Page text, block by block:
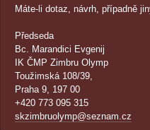
Máte-li dotaz, návrh, případně
Předseda
Bc. Marandici Evgenij
IK ČMP Zimbru Olymp
Toužimská 108/39,
Praha 9, 197 00
+420 773 095 315
skzimbruolymp@seznam.cz